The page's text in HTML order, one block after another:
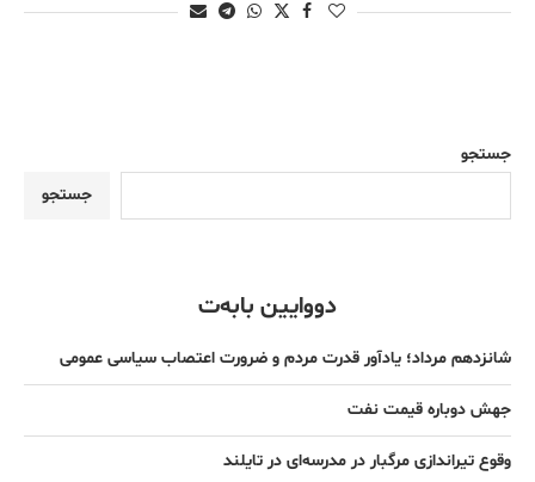
جستجو
جستجو
دووایین بابەت
شانزدهم مرداد؛ یادآور قدرت مردم و ضرورت اعتصاب سیاسی عمومی
جهش دوباره قیمت نفت
وقوع تیراندازی مرگبار در مدرسه‌ای در تایلند